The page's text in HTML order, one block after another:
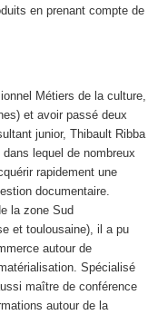
en prenant compte de
Métiers de la culture,
et avoir passé deux
junior, Thibault Ribba
lequel de nombreux
rapidement une
documentaire.
la zone Sud
et toulousaine), il a pu
autour de
Spécialisé
maître de conférence
autour de la